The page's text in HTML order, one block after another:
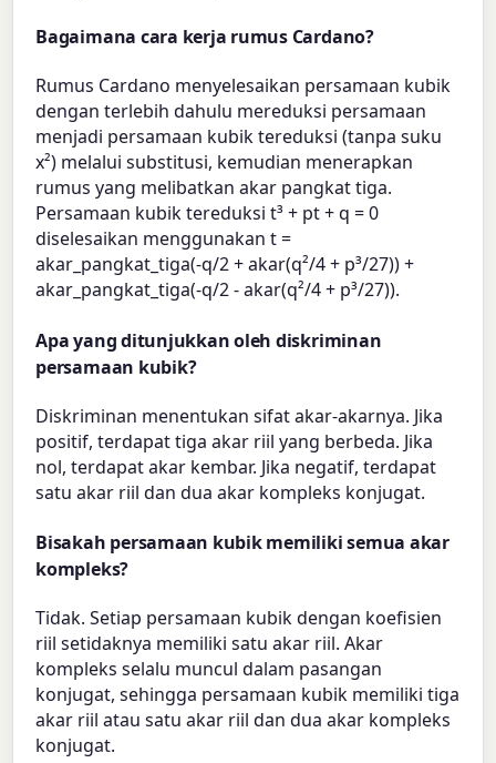
Bagaimana cara kerja rumus Cardano?
Rumus Cardano menyelesaikan persamaan kubik
dengan terlebih dahulu mereduksi persamaan
menjadi persamaan kubik tereduksi (tanpa suku
x²) melalui substitusi, kemudian menerapkan
rumus yang melibatkan akar pangkat tiga.
Persamaan kubik tereduksi t³ + pt + q = 0
diselesaikan menggunakan t =
akar_pangkat_tiga(-q/2 + akar(q²/4 + p³/27)) +
akar_pangkat_tiga(-q/2 - akar(q²/4 + p³/27)).
Apa yang ditunjukkan oleh diskriminan
persamaan kubik?
Diskriminan menentukan sifat akar-akarnya. Jika
positif, terdapat tiga akar riil yang berbeda. Jika
nol, terdapat akar kembar. Jika negatif, terdapat
satu akar riil dan dua akar kompleks konjugat.
Bisakah persamaan kubik memiliki semua akar
kompleks?
Tidak. Setiap persamaan kubik dengan koefisien
riil setidaknya memiliki satu akar riil. Akar
kompleks selalu muncul dalam pasangan
konjugat, sehingga persamaan kubik memiliki tiga
akar riil atau satu akar riil dan dua akar kompleks
konjugat.